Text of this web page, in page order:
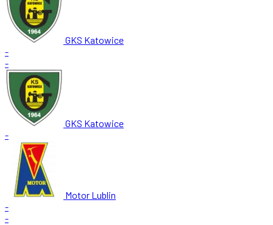
GKS Katowice
-
-
GKS Katowice
-
Motor Lublin
-
-